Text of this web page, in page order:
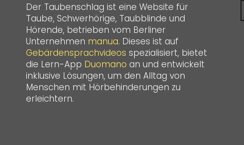
Der Taubenschlag ist eine Website für
Taube, Schwerhörige, Taubblinde und
Hörende, betrieben vom Berliner
Unternehmen manua. Dieses ist auf
Gebärdensprachvideos spezialisiert, bietet
die Lern-App Duomano an und entwickelt
inklusive Lösungen, um den Alltag von
Menschen mit Hörbehinderungen zu
erleichtern.